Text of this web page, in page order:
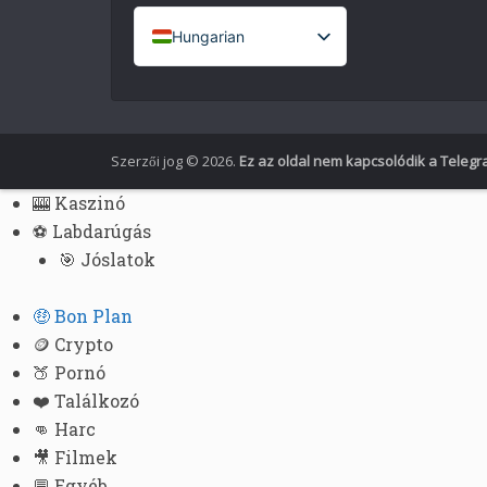
Hungarian
French (France)
Szerzői jog © 2026. Ez az oldal nem kapcsolódik a
🎰 Kaszinó
⚽ Labdarúgás
🎯 Jóslatok
🤑 Bon Plan
🪙 Crypto
🍑 Pornó
❤️ Találkozó
👊 Harc
🎥 Filmek